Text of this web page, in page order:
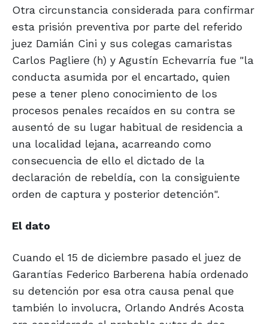
Otra circunstancia considerada para confirmar
esta prisión preventiva por parte del referido
juez Damián Cini y sus colegas camaristas
Carlos Pagliere (h) y Agustín Echevarría fue "la
conducta asumida por el encartado, quien
pese a tener pleno conocimiento de los
procesos penales recaídos en su contra se
ausentó de su lugar habitual de residencia a
una localidad lejana, acarreando como
consecuencia de ello el dictado de la
declaración de rebeldía, con la consiguiente
orden de captura y posterior detención".
El dato
Cuando el 15 de diciembre pasado el juez de
Garantías Federico Barberena había ordenado
su detención por esa otra causa penal que
también lo involucra, Orlando Andrés Acosta